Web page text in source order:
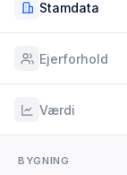
Stamdata
Ejerforhold
Værdi
BYGNING